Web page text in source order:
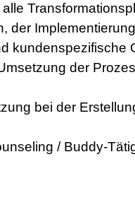
der
kundenspezifische
der
bei der
/ Buddy-